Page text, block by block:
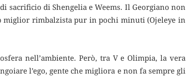
sacrificio di Shengelia e Weems. Il Georgiano non
miglior rimbalzista pur in pochi minuti (Ojeleye in
nell’ambiente. Però, tra V e Olimpia, la vera
l’ego, gente che migliora e non fa sempre gli